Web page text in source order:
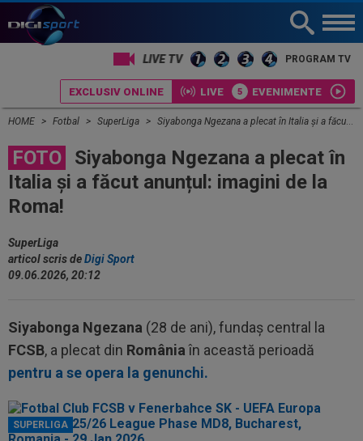
PROGRAM TV
EXCLUSIV ONLINE LIVE EVENIMENTE
HOME Fotbal SuperLiga Siyabonga Ngezana a plecat în Italia și a făcut anunțul: imagini de la Roma!
FOTO
Siyabonga Ngezana a plecat în
Italia și a făcut anunțul: imagini de la
Roma!
SuperLiga
articol scris deDigi Sport
09.06.2026, 20:12
Siyabonga Ngezana (28 de ani), fundaș central la
FCSB, a plecat din Româniaîn această perioadă
pentru a se opera la genunchi.
SUPERLIGA